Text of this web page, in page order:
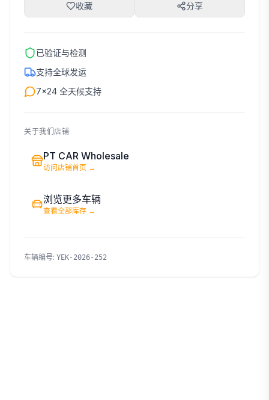
收藏 分享
已验证与检测
支持全球发运
7×24 全天候支持
关于我们店铺
PT CAR Wholesale
访问店铺首页 →
浏览更多车辆
查看全部库存 →
车辆编号: YEK-2026-252